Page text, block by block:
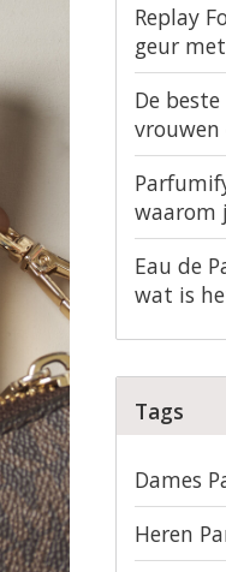
Replay
geur
De
vrouwen
waarom
Eau de
wat is
Tags
Dames
Heren